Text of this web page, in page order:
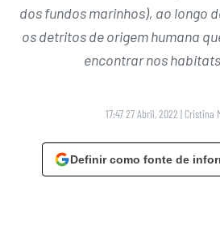
dos fundos marinhos), ao longo
os detritos de origem humana
encontrar nos
17:47 27 Abril, 2022 | Cristina
Definir como fonte de